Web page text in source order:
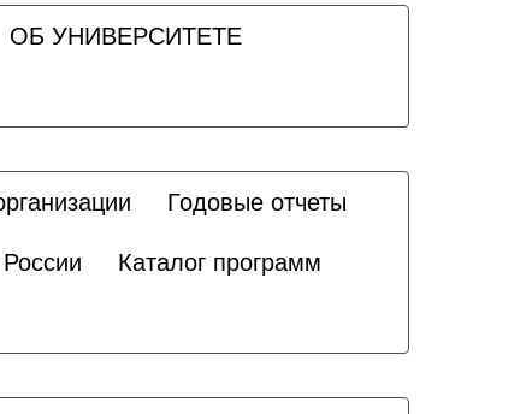
ОБ УНИВЕРСИТЕТЕ
Годовые отчеты
Каталог программ